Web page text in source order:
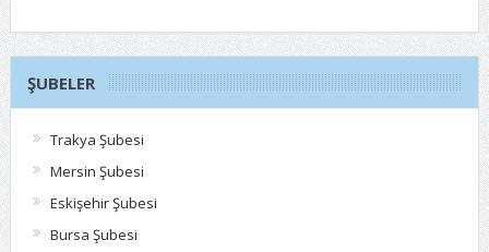
ŞUBELER
Trakya Şubesi
Mersin Şubesi
Eskişehir Şubesi
Bursa Şubesi